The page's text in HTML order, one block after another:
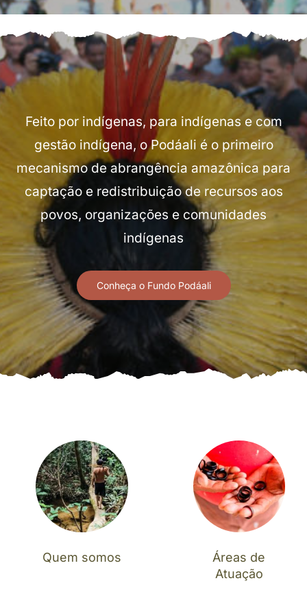
Quem apoiamos
Parceiros
Transparência
Notícias
Galeria
Contato
Feito por indígenas, para indígenas e com
gestão indígena, o Podáali é o primeiro
mecanismo de abrangência amazônica para
captação e redistribuição de recursos aos
povos, organizações e comunidades
indígenas
Conheça o Fundo Podáali
Quem somos
Áreas de
Atuação